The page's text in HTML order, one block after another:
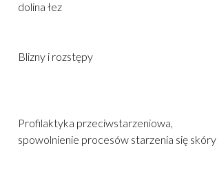
dolina łez
Blizny i rozstępy
Profilaktyka przeciwstarzeniowa,
spowolnienie procesów starzenia się skóry